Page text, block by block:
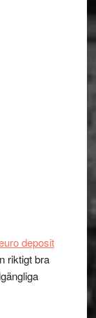
deposit
riktigt bra